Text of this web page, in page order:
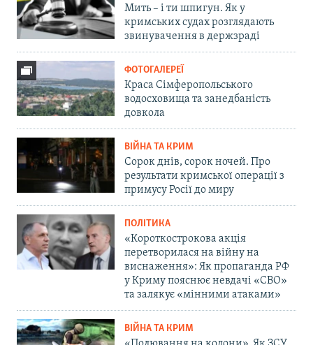
Мить – і ти шпигун. Як у
кримських судах розглядають
звинувачення в держзраді
ФОТОГАЛЕРЕЇ
Краса Сімферопольського
водосховища та занедбаність
довкола
ВІЙНА ТА КРИМ
Сорок днів, сорок ночей. Про
результати кримської операції з
примусу Росії до миру
ПОЛІТИКА
«Короткострокова акція
перетворилася на війну на
виснаження»: Як пропаганда РФ
у Криму пояснює невдачі «СВО»
та залякує «мінними атаками»
ВІЙНА ТА КРИМ